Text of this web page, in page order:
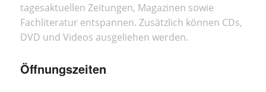
tagesaktuellen Zeitungen, Magazinen sowie
Fachliteratur entspannen. Zusätzlich können CDs,
DVD und Videos ausgeliehen werden.
Öffnungszeiten